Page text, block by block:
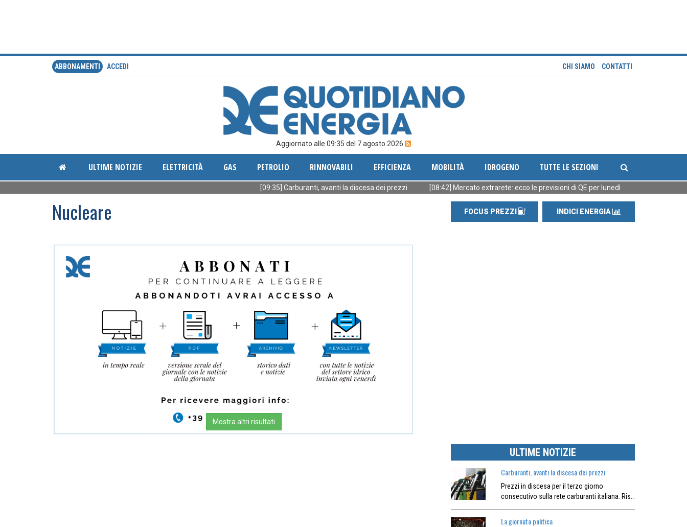
ABBONAMENTI ACCEDI CHI SIAMO CONTATTI
Aggiornato alle 09:35 del 7 agosto 2026
ULTIME NOTIZIE ELETTRICITÀ GAS PETROLIO RINNOVABILI EFFICIENZA MOBILITÀ IDROGENO TUTTE LE SEZIONI
[09:35] Carburanti, avanti la discesa dei prezzi [08:42] Mercato extrarete: ecco le previsioni di QE per lunedì [08:41] La giornata
Nucleare
Mostra altri risultati
FOCUS PREZZI INDICI ENERGIA
ULTIME NOTIZIE
Carburanti, avanti la discesa dei prezzi
Prezzi in discesa per il terzo giorno
consecutivo sulla rete carburanti italiana. Ris…
La giornata politica